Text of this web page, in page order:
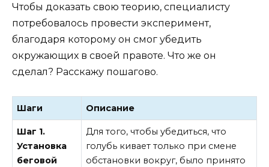
Чтобы доказать свою теорию, специалисту
потребовалось провести эксперимент,
благодаря которому он смог убедить
окружающих в своей правоте. Что же он
сделал? Расскажу пошагово.
Шаги Описание
Шаг 1.
Установка
беговой
Для того, чтобы убедиться, что
голубь кивает только при смене
обстановки вокруг, было принято